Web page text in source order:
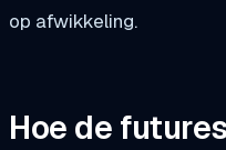
op afwikkeling.
Hoe de